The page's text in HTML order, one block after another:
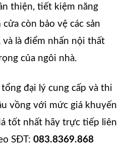
thiện, tiết kiệm năng
còn bảo vệ các sản
là điểm nhấn nội thất
của ngôi nhà.
tổng đại lý cung cấp và thi
vồng với mức giá khuyến
tốt nhất hãy trực tiếp liên
SĐT: 083.8369.868